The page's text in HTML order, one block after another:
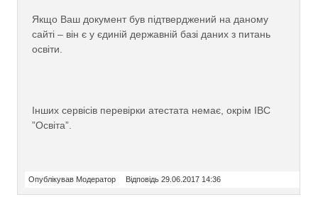
Якщо Ваш документ був підтверджений на даному
сайті – він є у єдиній державній базі даних з питань
освіти.
Інших сервісів перевірки атестата немає, окрім ІВС
”Освіта”.
Опублікував Модератор Відповідь 29.06.2017 14:36